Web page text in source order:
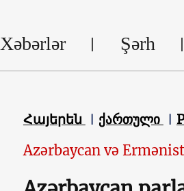
Xəbərlər Şərh
Հայերեն ქართული
Azərbaycan və